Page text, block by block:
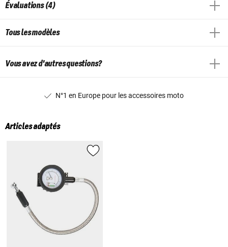
Évaluations (4)
Tous les modèles
Vous avez d'autres questions?
N°1 en Europe pour les accessoires moto
Articles adaptés